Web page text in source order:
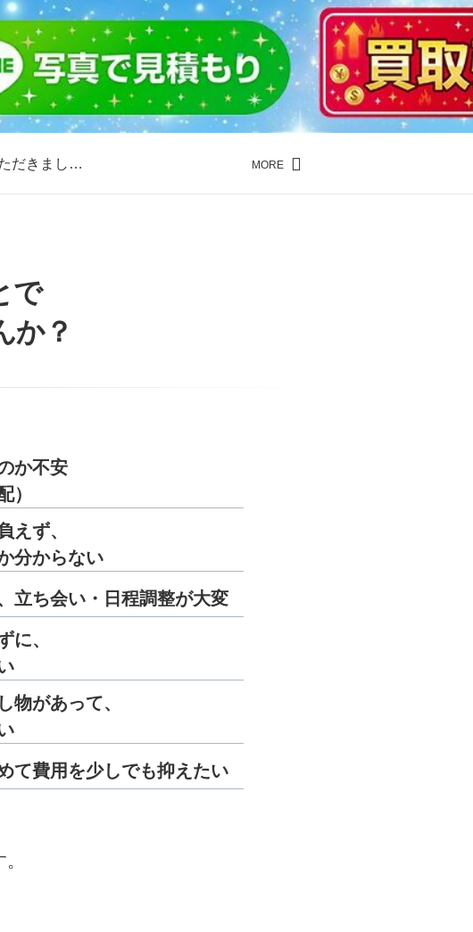
だきまし…
MORE
で
か？
か不安
）
えず、
分からない
立ち会い・日程調整が大変
に、
物があって、
て費用を少しでも抑えたい